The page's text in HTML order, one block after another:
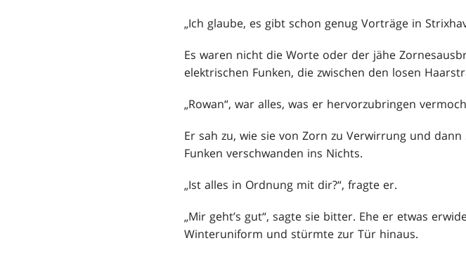
„Ich glaube, es gibt schon genug Vorträge in
Es waren nicht die Worte oder der jähe
elektrischen Funken, die zwischen den losen
„Rowan“, war alles, was er hervorzubringen
Er sah zu, wie sie von Zorn zu Verwirrung und
Funken verschwanden ins Nichts.
„Ist alles in Ordnung mit dir?“, fragte er.
„Mir geht’s gut“, sagte sie bitter. Ehe er etwas
Winteruniform und stürmte zur Tür hinaus.